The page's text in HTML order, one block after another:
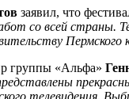
заявил, что
со всей страны.
Пермского
группы «Альфа»